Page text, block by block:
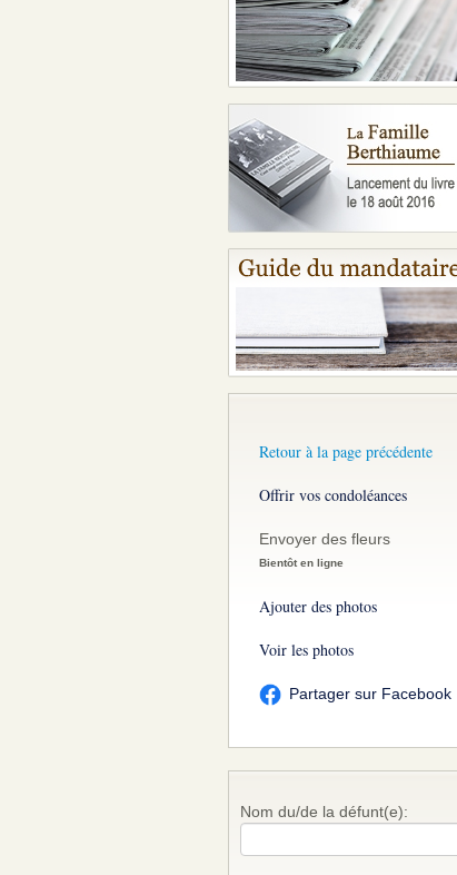
Retour à la page précédente
Offrir vos condoléances
Envoyer des fleurs
Bientôt en ligne
Ajouter des photos
Voir les photos
Partager sur Facebook
Nom du/de la défunt(e):